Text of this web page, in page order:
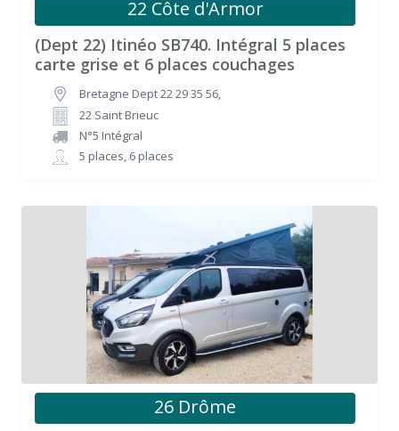
22 Côte d'Armor
(Dept 22) Itinéo SB740. Intégral 5 places
carte grise et 6 places couchages
Bretagne Dept 22 29 35 56,
22 Saint Brieuc
N°5 Intégral
5 places, 6 places
26 Drôme